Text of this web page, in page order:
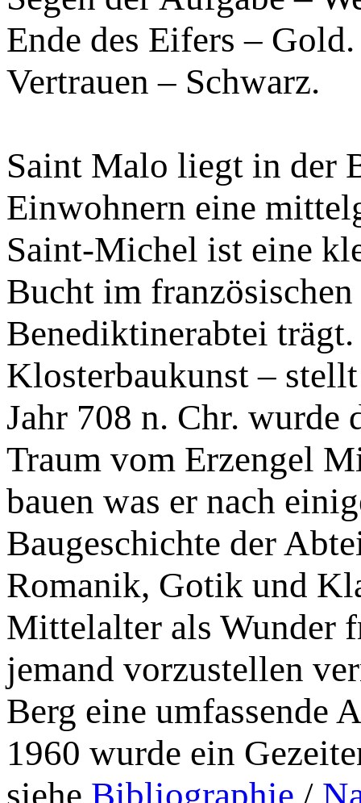
Ende des Eifers – Gold.
Vertrauen – Schwarz.
Saint Malo liegt in der
Einwohnern eine
Saint-Michel ist eine
Bucht im
Benediktinerabtei
Klosterbaukunst –
Jahr 708 n. Chr. wurde
Traum vom Erzengel
bauen was er nach
Baugeschichte der
Romanik, Gotik und
Mittelalter als Wunder
jemand vorzustellen
Berg eine umfassende
1960 wurde ein
siehe Bibliographie /